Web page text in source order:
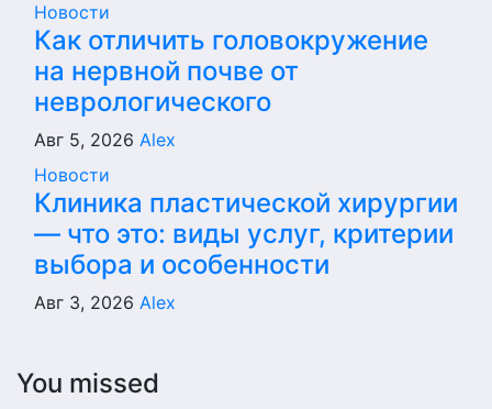
Новости
Как отличить головокружение
на нервной почве от
неврологического
Авг 5, 2026 Alex
Новости
Клиника пластической хирургии
— что это: виды услуг, критерии
выбора и особенности
Авг 3, 2026 Alex
You missed